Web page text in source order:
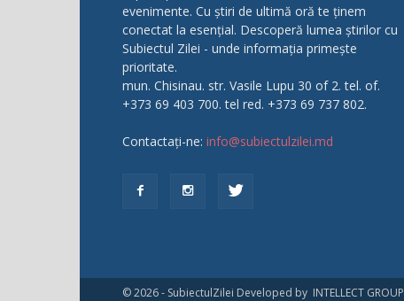
evenimente. Cu știri de ultimă oră te ținem
conectat la esențial. Descoperă lumea știrilor cu
Subiectul Zilei - unde informația primește
prioritate.
mun. Chisinau. str. Vasile Lupu 30 of 2. tel. of.
+373 69 403 700. tel red. +373 69 737 802.
Contactați-ne: info@subiectulzilei.md
© 2026 - SubiectulZilei Developed by INTELLECT GROUP